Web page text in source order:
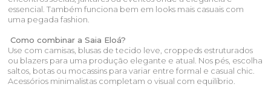
essencial. Também funciona bem em looks mais casuais com
uma pegada fashion.
Como combinar a Saia Eloá?
Use com camisas, blusas de tecido leve, croppeds estruturados
ou blazers para uma produção elegante e atual. Nos pés, escolha
saltos, botas ou mocassins para variar entre formal e casual chic.
Acessórios minimalistas completam o visual com equilíbrio.